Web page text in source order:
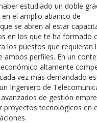
estudiado un doble
el amplio abanico de
se abren al estar
en los que te ha formado
los puestos que requieran
ambos perfiles. En un
altamente
vez más demandado
Ingeniero de
de gestión
proyectos tecnológicos en